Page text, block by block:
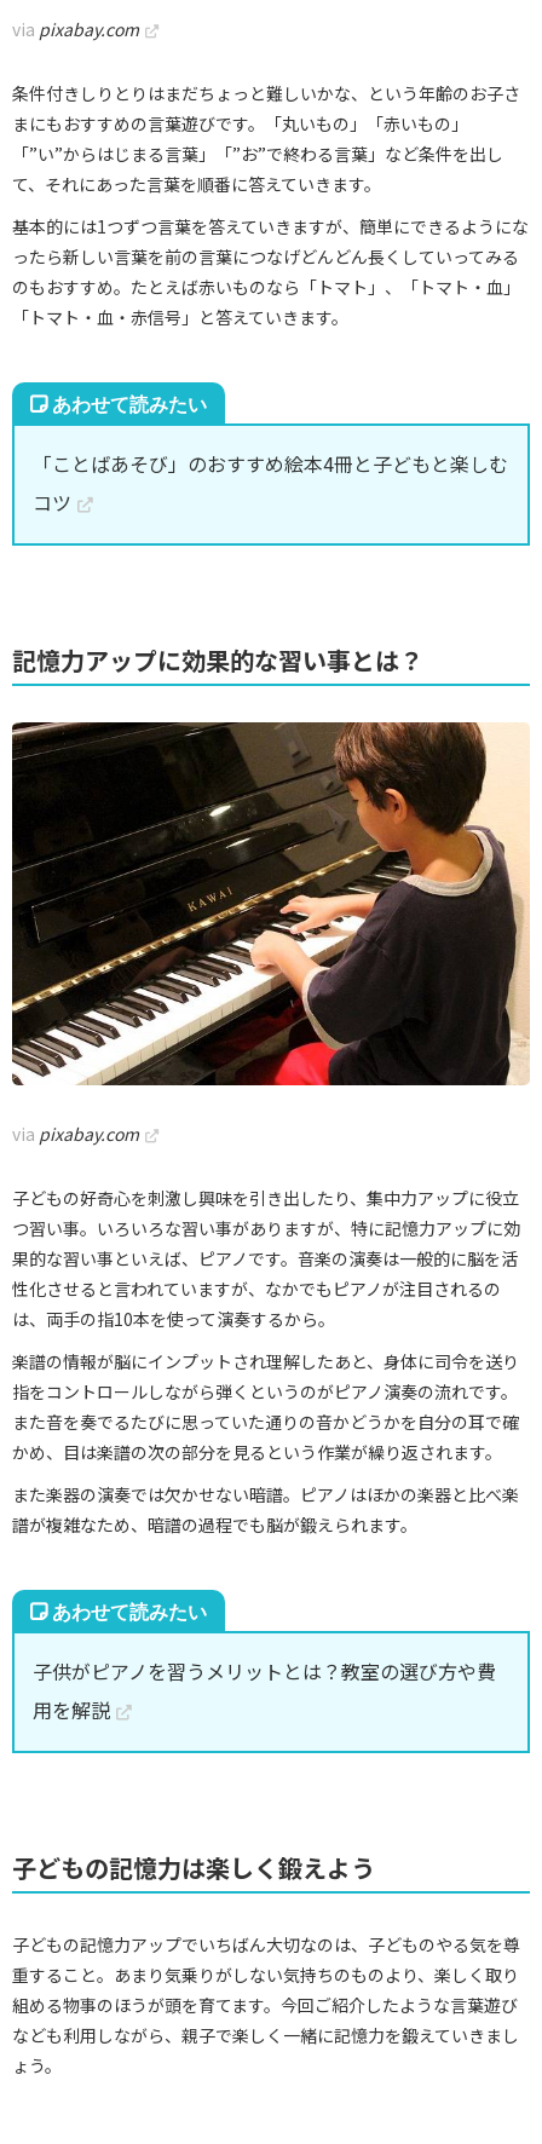
via pixabay.com
条件付きしりとりはまだちょっと難しいかな、という年齢のお子さ
まにもおすすめの言葉遊びです。「丸いもの」「赤いもの」
「”い”からはじまる言葉」「”お”で終わる言葉」など条件を出し
て、それにあった言葉を順番に答えていきます。
基本的には1つずつ言葉を答えていきますが、簡単にできるようにな
ったら新しい言葉を前の言葉につなげどんどん長くしていってみる
のもおすすめ。たとえば赤いものなら「トマト」、「トマト・血」
「トマト・血・赤信号」と答えていきます。
「ことばあそび」のおすすめ絵本4冊と子どもと楽しむ
コツ
記憶力アップに効果的な習い事とは？
via pixabay.com
子どもの好奇心を刺激し興味を引き出したり、集中力アップに役立
つ習い事。いろいろな習い事がありますが、特に記憶力アップに効
果的な習い事といえば、ピアノです。音楽の演奏は一般的に脳を活
性化させると言われていますが、なかでもピアノが注目されるの
は、両手の指10本を使って演奏するから。
楽譜の情報が脳にインプットされ理解したあと、身体に司令を送り
指をコントロールしながら弾くというのがピアノ演奏の流れです。
また音を奏でるたびに思っていた通りの音かどうかを自分の耳で確
かめ、目は楽譜の次の部分を見るという作業が繰り返されます。
また楽器の演奏では欠かせない暗譜。ピアノはほかの楽器と比べ楽
譜が複雑なため、暗譜の過程でも脳が鍛えられます。
子供がピアノを習うメリットとは？教室の選び方や費
用を解説
子どもの記憶力は楽しく鍛えよう
子どもの記憶力アップでいちばん大切なのは、子どものやる気を尊
重すること。あまり気乗りがしない気持ちのものより、楽しく取り
組める物事のほうが頭を育てます。今回ご紹介したような言葉遊び
なども利用しながら、親子で楽しく一緒に記憶力を鍛えていきまし
ょう。